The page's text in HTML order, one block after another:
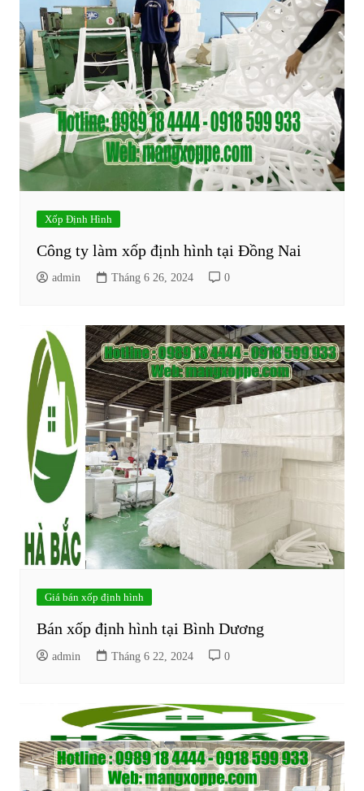
Xốp Định Hình
Công ty làm xốp định hình tại Đồng Nai
admin Tháng 6 26, 2024 0
Giá bán xốp định hình
Bán xốp định hình tại Bình Dương
admin Tháng 6 22, 2024 0